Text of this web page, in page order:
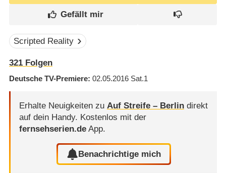
Scripted Reality
321Folgen
Deutsche TV-Premiere 02.05.2016 Sat.1
Erhalte Neuigkeiten zu Auf Streife – Berlindirekt
auf dein Handy. Kostenlos mit der
fernsehserien.deApp.
Benachrichtige mich